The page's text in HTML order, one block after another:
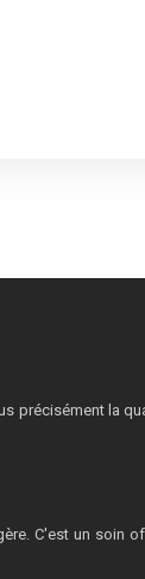
précisément la
C'est un soin